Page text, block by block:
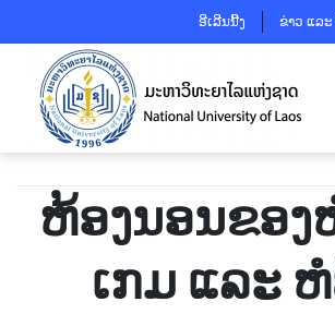
ອີເລີນນີ້ງ ຂ່າວ ແລ
ຫ້ອງ​ນອນ​ຂອ
ເກ​ມ ​ແລະ